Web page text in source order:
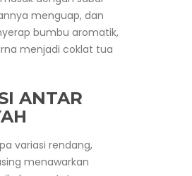
menguap, dan
bumbu aromatik,
menjadi coklat tua
ANTAR
variasi rendang,
menawarkan